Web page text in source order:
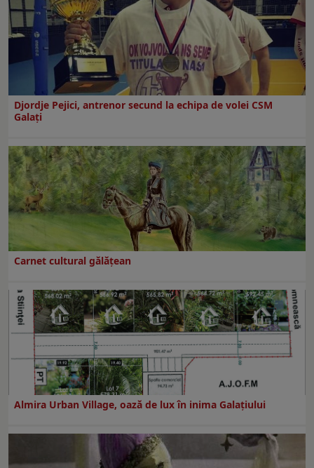
Djordje Pejici, antrenor secund la echipa de volei CSM
Galați
Carnet cultural gălăţean
Almira Urban Village, oază de lux în inima Galațiului